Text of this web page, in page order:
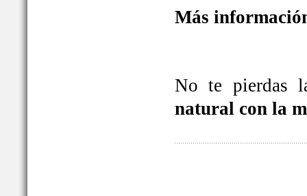
Más
No te pierdas
natural con la